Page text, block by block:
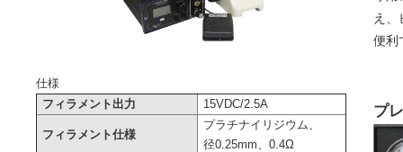
仕様
フィラメント出力
15VDC/2.5A
フィラメント仕様
プラチナイリジウム、
径0.25mm、0.4Ω
え、
便利
プ